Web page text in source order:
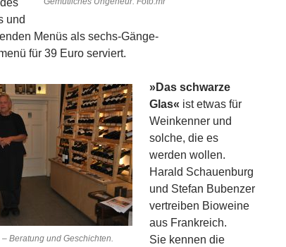
und
Menüs als sechs-Gänge-
für 39 Euro serviert.
– Beratung und Geschichten.
»Das schwarze
Glas« ist etwas für
Weinkenner und
solche, die es
werden wollen.
Harald Schauenburg
und Stefan Bubenzer
vertreiben Bioweine
aus Frankreich.
Sie kennen die